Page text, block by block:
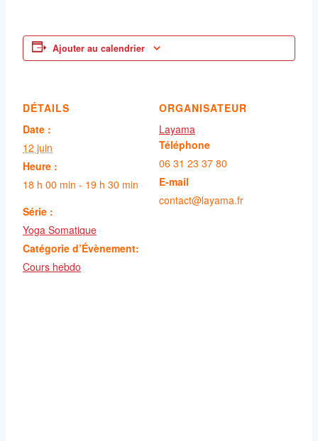
Ajouter au calendrier
DÉTAILS
Date :
12 juin
Heure :
18 h 00 min - 19 h 30 min
Série :
Yoga Somatique
Catégorie d’Évènement:
Cours hebdo
ORGANISATEUR
Layama
Téléphone
06 31 23 37 80
E-mail
contact@layama.fr